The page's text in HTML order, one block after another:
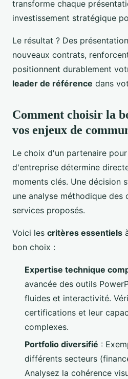
transforme chaque
investissement stratégique
Le résultat ? Des
nouveaux contrats,
positionnent durablement
leader de référence dans
Comment choisir la
vos enjeux de
Le choix d'un partenaire
d'entreprise détermine
moments clés. Une décision
une analyse méthodique des
services proposés.
Voici les critères essentiels
bon choix :
Expertise technique
avancée des outils
fluides et interactivité.
certifications et leur
complexes.
Portfolio diversifié :
différents secteurs
Analysez la cohérence